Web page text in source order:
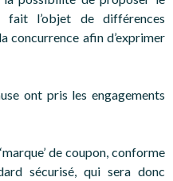
fait l’objet de différences
concurrence afin d’exprimer
ont pris les engagements
de coupon, conforme
sécurisé, qui sera donc